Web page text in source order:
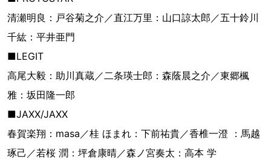
清瀬明良：戸谷菊之介／直江万里：山口諒太郎／五十鈴川
千紘：平井亜門
■LEGIT
高尾大毅：助川真蔵／二条瑛士郎：森蔭晨之介／東郷楓
雅：坂田隆一郎
■JAXX/JAXX
春賀楽翔：masa／桂 ほまれ：下前祐貴／香椎一澄 ：馬越
琢己／若桜 潤：坪倉康晴／森ノ宮奏太：高本 学